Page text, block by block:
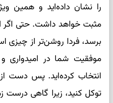
را نشان داده‌اید و همین
مثبت خواهد داشت. حتی اگر
برسد، فردا روشن‌تر از
موفقیت شما در امیدواری
انتخاب کرده‌اید. پس دست از
توکل کنید، زیرا گاهی